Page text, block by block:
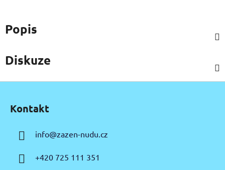
Popis
Diskuze
Kontakt
info@zazen-nudu.cz
+420 725 111 351